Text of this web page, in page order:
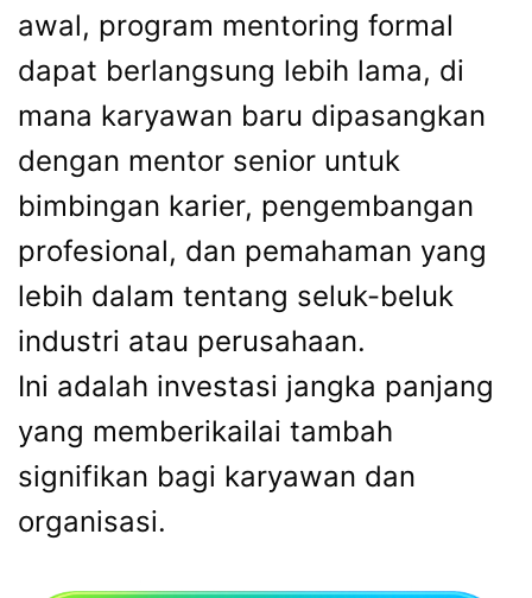
awal, program mentoring formal
dapat berlangsung lebih lama, di
mana karyawan baru dipasangkan
dengan mentor senior untuk
bimbingan karier, pengembangan
profesional, dan pemahaman yang
lebih dalam tentang seluk-beluk
industri atau perusahaan.
Ini adalah investasi jangka panjang
yang memberikailai tambah
signifikan bagi karyawan dan
organisasi.